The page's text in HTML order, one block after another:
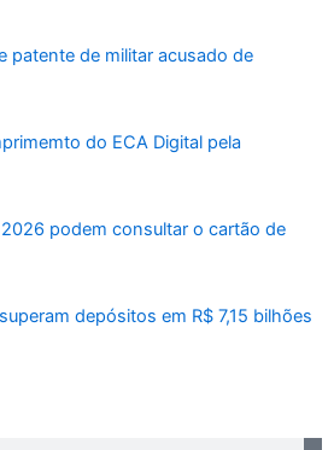
patente de militar acusado de
do ECA Digital pela
podem consultar o cartão de
depósitos em R$ 7,15 bilhões